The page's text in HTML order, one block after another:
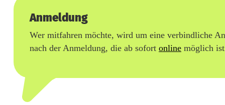
r
b
Anmeldung
Wer mitfahren möchte, wird um eine verbindliche
nach der Anmeldung, die ab sofort online möglich